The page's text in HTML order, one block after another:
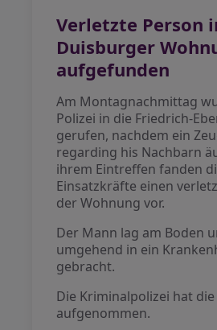
Verletzte Person
Duisburger
aufgefunden
Am Montagnachmittag
Polizei in die Friedrich-
gerufen, nachdem ein
regarding his Nachbarn
ihrem Eintreffen fanden
Einsatzkräfte einen
der Wohnung vor.
Der Mann lag am Boden
umgehend in ein
gebracht.
Die Kriminalpolizei hat
aufgenommen.